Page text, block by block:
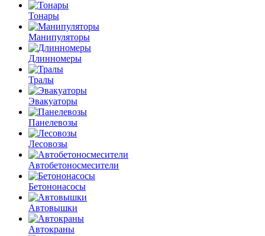
Тонары
Манипуляторы
Длинномеры
Тралы
Эвакуаторы
Панелевозы
Лесовозы
Автобетоно­смесители
Бетононасосы
Автовышки
Автокраны